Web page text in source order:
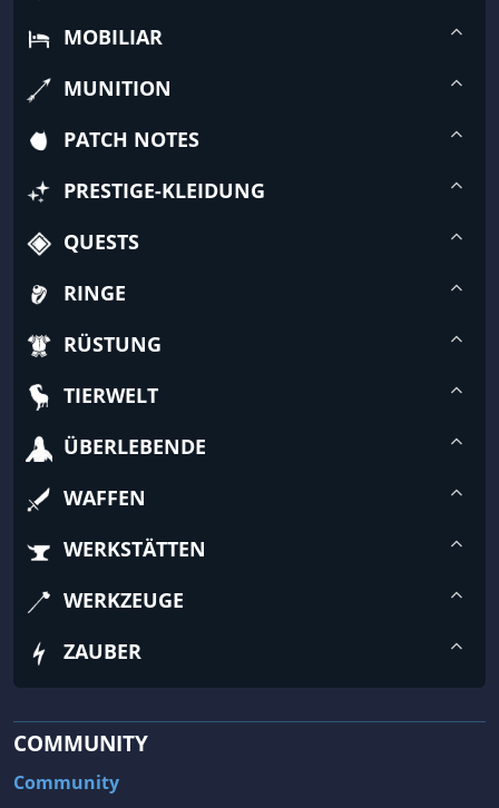
MOBILIAR
MUNITION
PATCH NOTES
PRESTIGE-KLEIDUNG
QUESTS
RINGE
RÜSTUNG
TIERWELT
ÜBERLEBENDE
WAFFEN
WERKSTÄTTEN
WERKZEUGE
ZAUBER
COMMUNITY
Community